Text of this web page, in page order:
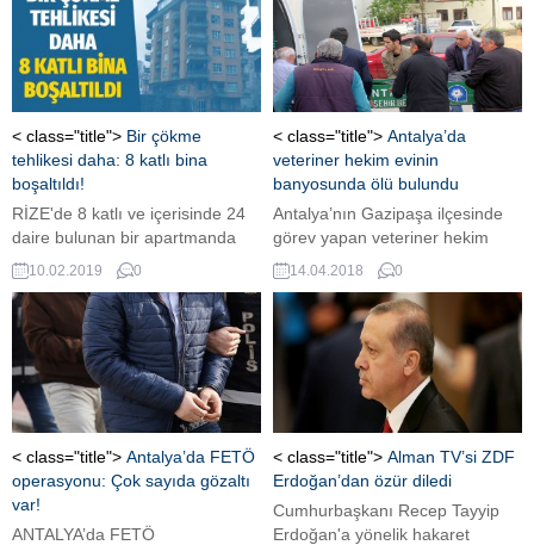
< class="title"> Bir çökme
tehlikesi daha: 8 katlı bina
boşaltıldı!
RİZE'de 8 katlı ve içerisinde 24
daire bulunan bir apartmanda
meydana gelen çatlamalar
apartman sakinlerinin sokağa
dökülmesine sebep oldu.
Apartmanda oturanlar tahliye
edildi.
10.02.2019 0
< class="title"> Antalya’da
veteriner hekim evinin
banyosunda ölü bulundu
Antalya’nın Gazipaşa ilçesinde
görev yapan veteriner hekim
Cemal Ö. (48), evinin
banyosunda ölü bulundu
Edinilen bilgilere göre olay,
sabah saatlerinde meydana
geldi. Gazipaşa İstiklal
Mahallesi’nde bulunan
dairesinde ikamet eden Cemal
Ö., iddiaya göre saat 05.30
sıralarında av tüfeğiyle banyoya
girdi. Bir süre sonra banyodan
silah sesi gelmesi üzerine
banyoya...
14.04.2018 0
< class="title"> Antalya’da FETÖ
operasyonu: Çok sayıda gözaltı
var!
ANTALYA’da FETÖ
< class="title"> Alman TV’si ZDF
Erdoğan’dan özür diledi
Cumhurbaşkanı Recep Tayyip
Erdoğan'a yönelik hakaret